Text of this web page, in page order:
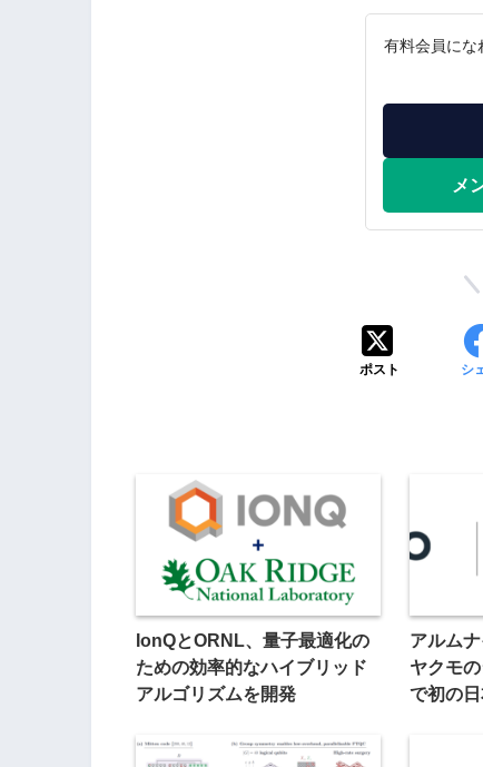
有料会員にな
メ
ポスト シ
IonQとORNL、量子最適化の
ための効率的なハイブリッド
アルゴリズムを開発
アルムナ
ヤクモ
で初の